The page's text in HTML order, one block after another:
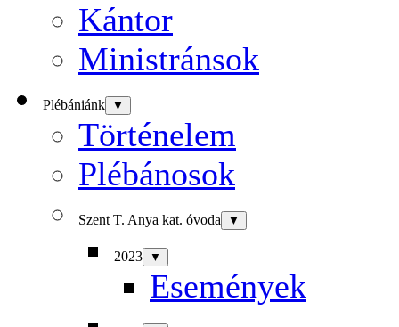
Kántor
Ministránsok
Plébániánk ▼
Történelem
Plébánosok
Szent T. Anya kat. óvoda ▼
2023 ▼
Események